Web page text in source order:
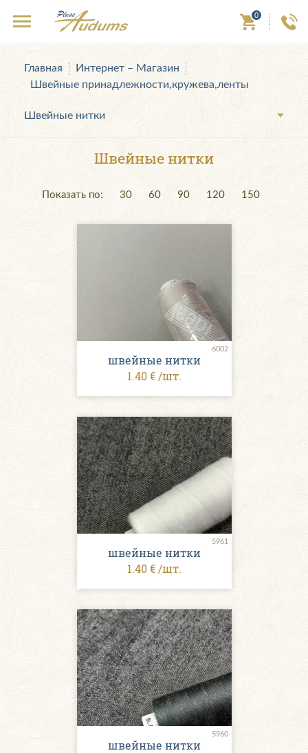
0
Главная
Интернет – Магазин
Швейные принадлежности,кружева,ленты
Швейные нитки
Швейные нитки
Показать по: 30 60 90 120 150
6002
швейные нитки
1.40 € /шт.
5961
швейные нитки
1.40 € /шт.
5960
швейные нитки